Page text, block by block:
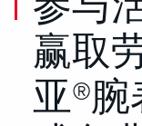
赢取
亚®腕